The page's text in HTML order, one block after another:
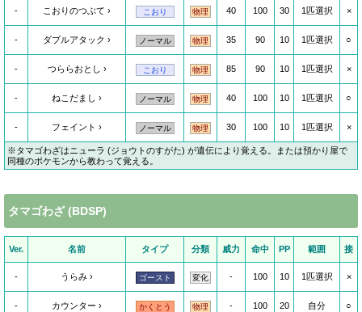
- こおりのつぶて こおり 物理 40 100 30 1匹選択 ×
- ダブルアタック ノーマル 物理 35 90 10 1匹選択 ○
- つららおとし こおり 物理 85 90 10 1匹選択 ×
- ねこだまし ノーマル 物理 40 100 10 1匹選択 ○
- フェイント ノーマル 物理 30 100 10 1匹選択 ×
※タマゴわざはニューラ (ジョウトのすがた) が遺伝により覚える。または預かり屋で
同種のポケモンから教わって覚える。
タマゴわざ (BDSP)
Ver. 名前 タイプ 分類 威力 命中 PP 範囲 接
- うらみ ゴースト 変化 - 100 10 1匹選択 ×
- カウンター かくとう 物理 - 100 20 自分 ○